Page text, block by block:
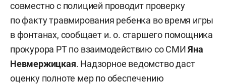
совместно с полицией проводит проверку
по факту травмирования ребенка во время игры
в фонтанах, сообщает и. о. старшего помощника
прокурора РТ по взаимодействию со СМИЯна
Невмержицкая. Надзорное ведомство даст
оценку полноте мер по обеспечению